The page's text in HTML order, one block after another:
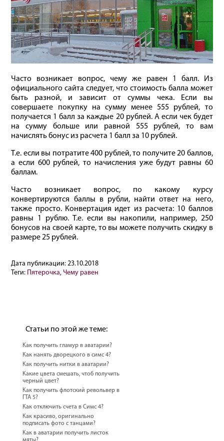
Часто возникает вопрос, чему же равен 1 балл. Из
официального сайта следует, что стоимость балла может
быть разной, и зависит от суммы чека. Если вы
совершаете покупку на сумму менее 555 рублей, то
получается 1 балл за каждые 20 рублей. А если чек будет
на сумму больше или равной 555 рублей, то вам
начислять бонус из расчета 1 балл за 10 рублей.
Т.е. если вы потратите 400 рублей, то получите 20 баллов,
а если 600 рублей, то начисления уже будут равны 60
баллам.
Часто возникает вопрос, по какому курсу
конвертируются баллы в рубли, найти ответ на него,
также просто. Конвертация идет из расчета: 10 баллов
равны 1 рублю. Т.е. если вы накопили, например, 250
бонусов на своей карте, то вы можете получить скидку в
размере 25 рублей.
Дата публикации:23.10.2018
Теги: Пятерочка, Чему равен
Статьи по этой же теме:
Как получить гламур в аватарии?
Как нанять дворецкого в симс 4?
Как получить нитки в аватарии?
Какие цвета смешать, чтоб получить
черный цвет?
Как получить флотский револьвер в
ГТА 5?
Как отключить счета в Симс 4?
Как красиво, оригинально
подписать фото с танцами?
Как в аватарии получить листок